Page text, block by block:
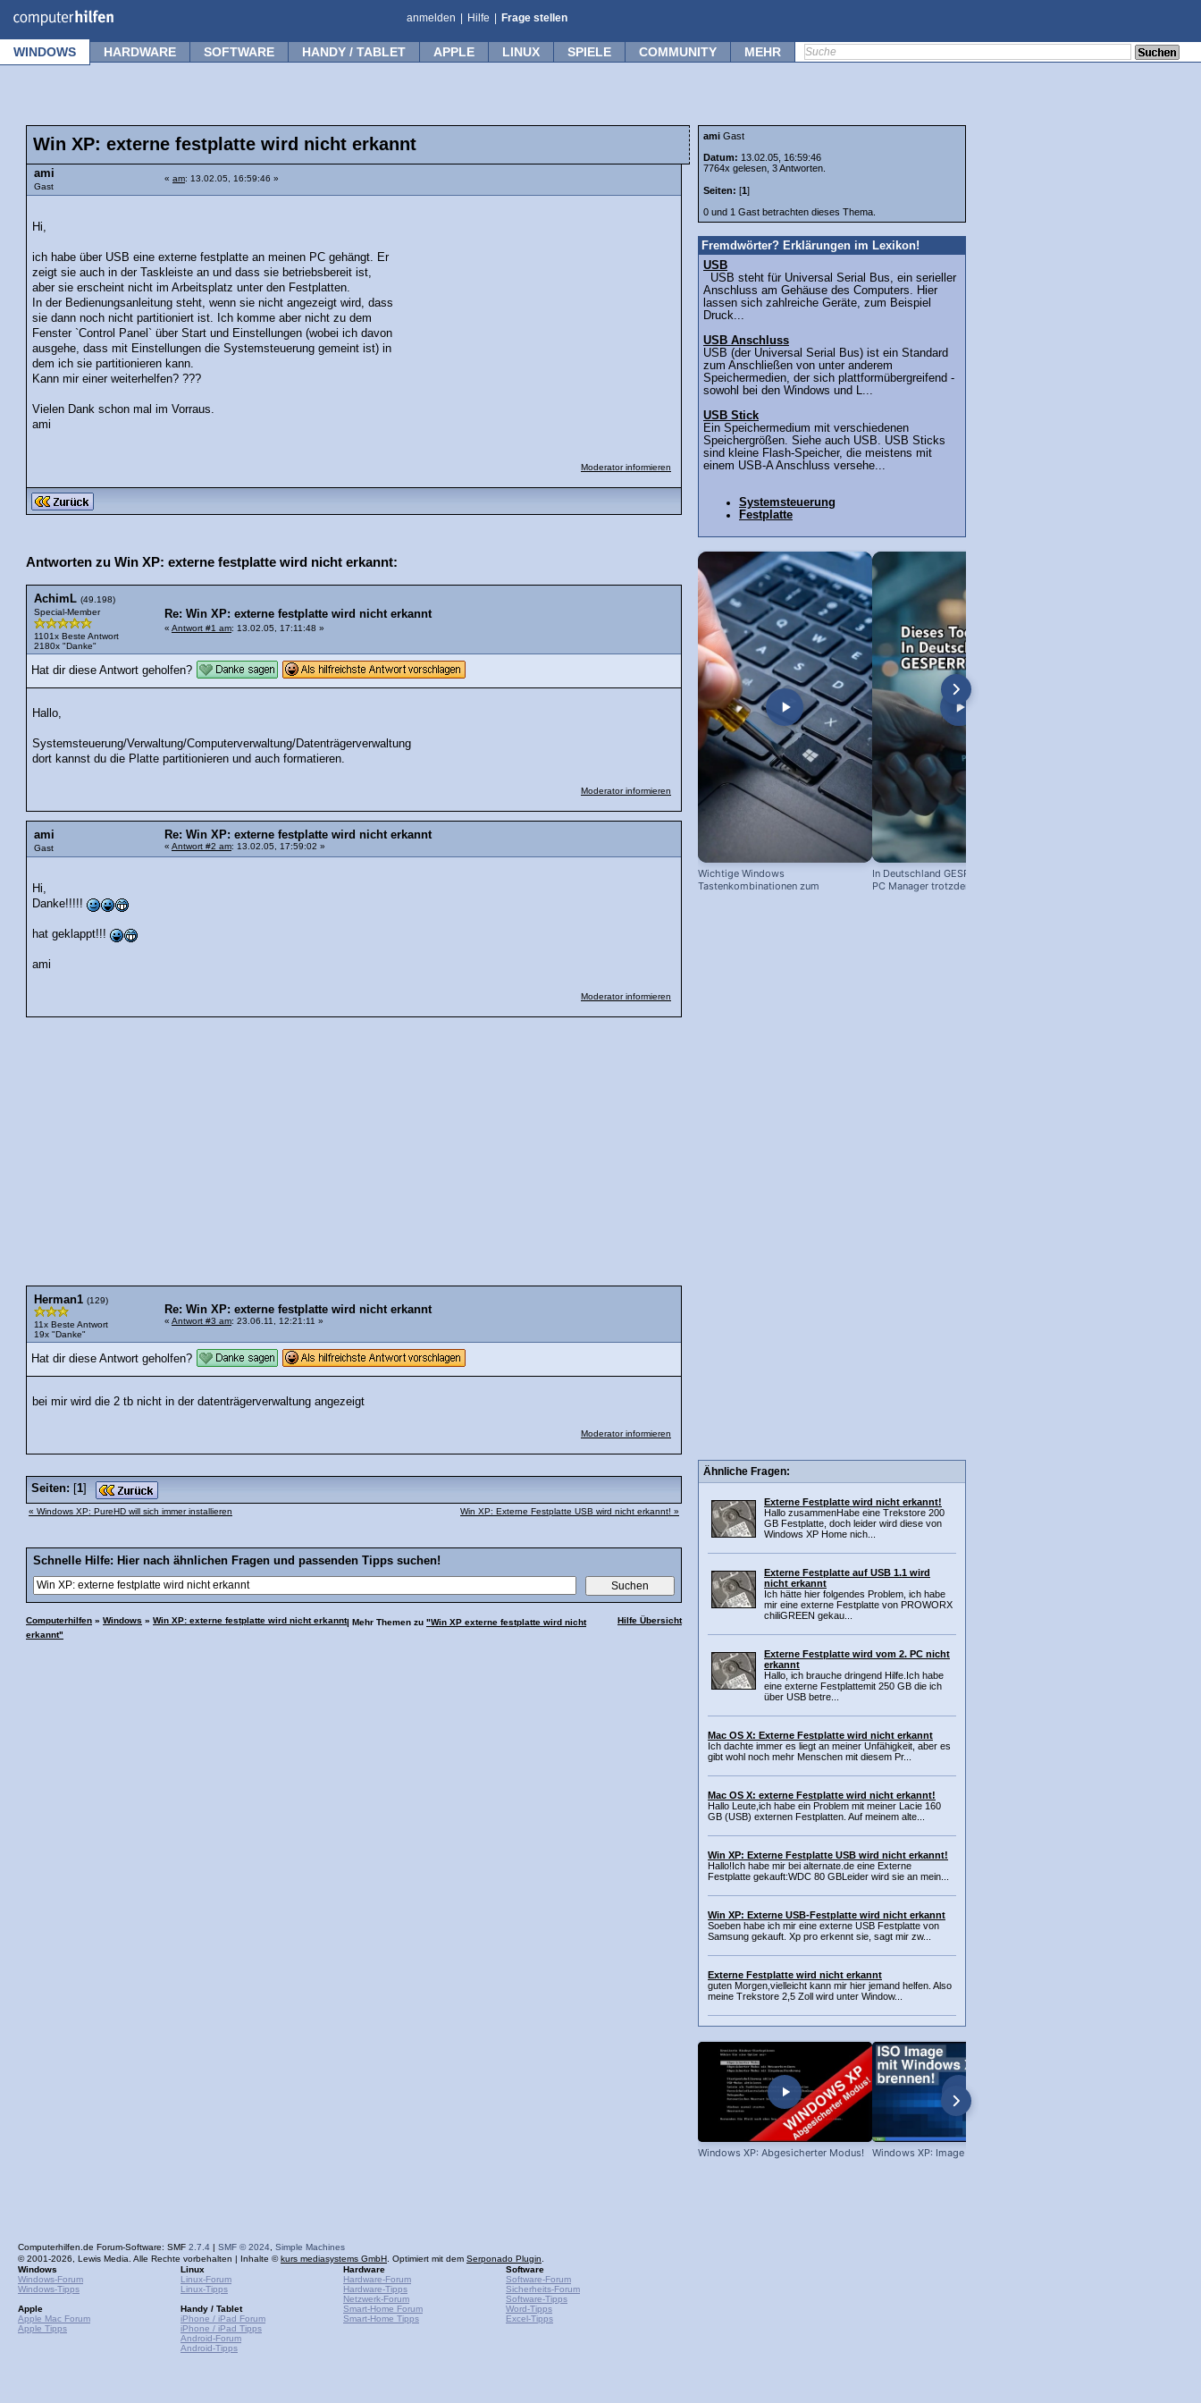
anmelden Hilfe Frage stellen
WINDOWS HARDWARE SOFTWARE HANDY / TABLET APPLE LINUX SPIELE COMMUNITY MEHR
Win XP: externe festplatte wird nicht erkannt
ami
Gast
« am: 13.02.05, 16:59:46 »
Hi,
ich habe über USB eine externe festplatte an meinen PC gehängt. Er
zeigt sie auch in der Taskleiste an und dass sie betriebsbereit ist,
aber sie erscheint nicht im Arbeitsplatz unter den Festplatten.
In der Bedienungsanleitung steht, wenn sie nicht angezeigt wird, dass
sie dann noch nicht partitioniert ist. Ich komme aber nicht zu dem
Fenster `Control Panel` über Start und Einstellungen (wobei ich davon
ausgehe, dass mit Einstellungen die Systemsteuerung gemeint ist) in
dem ich sie partitionieren kann.
Kann mir einer weiterhelfen? ???
Vielen Dank schon mal im Vorraus.
ami
Moderator informieren
Antworten zu Win XP: externe festplatte wird nicht erkannt:
AchimL (49.198)
Special-Member
1101x Beste Antwort
2180x "Danke"
Re: Win XP: externe festplatte wird nicht erkannt
« Antwort #1 am: 13.02.05, 17:11:48 »
Hat dir diese Antwort geholfen?
Hallo,
Systemsteuerung/Verwaltung/Computerverwaltung/Datenträgerverwaltung
dort kannst du die Platte partitionieren und auch formatieren.
Moderator informieren
ami
Gast
Re: Win XP: externe festplatte wird nicht erkannt
« Antwort #2 am: 13.02.05, 17:59:02 »
Hi,
Danke!!!!!
hat geklappt!!!
ami
Moderator informieren
Herman1 (129)
11x Beste Antwort
19x "Danke"
Re: Win XP: externe festplatte wird nicht erkannt
« Antwort #3 am: 23.06.11, 12:21:11 »
Hat dir diese Antwort geholfen?
bei mir wird die 2 tb nicht in der datenträgerverwaltung angezeigt
Moderator informieren
Seiten: [1]
« Windows XP: PureHD will sich immer installieren Win XP: Externe Festplatte USB wird nicht erkannt! »
Schnelle Hilfe: Hier nach ähnlichen Fragen und passenden Tipps suchen!
Computerhilfen » Windows » Win XP: externe festplatte wird nicht erkannt Hilfe Übersicht
| Mehr Themen zu "Win XP externe festplatte wird nicht
erkannt"
ami Gast
Datum: 13.02.05, 16:59:46
7764x gelesen, 3 Antworten.
Seiten: [1]
0 und 1 Gast betrachten dieses Thema.
Fremdwörter? Erklärungen im Lexikon!
USB
USB steht für Universal Serial Bus, ein serieller
Anschluss am Gehäuse des Computers. Hier
lassen sich zahlreiche Geräte, zum Beispiel
Druck...
USB Anschluss
USB (der Universal Serial Bus) ist ein Standard
zum Anschließen von unter anderem
Speichermedien, der sich plattformübergreifend -
sowohl bei den Windows und L...
USB Stick
Ein Speichermedium mit verschiedenen
Speichergrößen. Siehe auch USB. USB Sticks
sind kleine Flash-Speicher, die meistens mit
einem USB-A Anschluss versehe...
Systemsteuerung
Festplatte
Wichtige Windows
Tastenkombinationen zum
In Deutschland GESPERRT: Microsoft
PC Manager trotzdem installieren
Ähnliche Fragen:
Externe Festplatte wird nicht erkannt!
Hallo zusammenHabe eine Trekstore 200
GB Festplatte, doch leider wird diese von
Windows XP Home nich...
Externe Festplatte auf USB 1.1 wird
nicht erkannt
Ich hätte hier folgendes Problem, ich habe
mir eine externe Festplatte von PROWORX
chiliGREEN gekau...
Externe Festplatte wird vom 2. PC nicht
erkannt
Hallo, ich brauche dringend Hilfe.Ich habe
eine externe Festplattemit 250 GB die ich
über USB betre...
Mac OS X: Externe Festplatte wird nicht erkannt
Ich dachte immer es liegt an meiner Unfähigkeit, aber es
gibt wohl noch mehr Menschen mit diesem Pr...
Mac OS X: externe Festplatte wird nicht erkannt!
Hallo Leute,ich habe ein Problem mit meiner Lacie 160
GB (USB) externen Festplatten. Auf meinem alte...
Win XP: Externe Festplatte USB wird nicht erkannt!
Hallo!Ich habe mir bei alternate.de eine Externe
Festplatte gekauft:WDC 80 GBLeider wird sie an mein...
Win XP: Externe USB-Festplatte wird nicht erkannt
Soeben habe ich mir eine externe USB Festplatte von
Samsung gekauft. Xp pro erkennt sie, sagt mir zw...
Externe Festplatte wird nicht erkannt
guten Morgen,vielleicht kann mir hier jemand helfen. Also
meine Trekstore 2,5 Zoll wird unter Window...
Windows XP: Abgesicherter Modus! Windows XP: Image brennen!
Computerhilfen.de Forum-Software: SMF 2.7.4 | SMF © 2024 Simple Machines
© 2001-2026, Lewis Media. Alle Rechte vorbehalten | Inhalte ©kurs mediasystems GmbH . Optimiert mit dem Serponado Plugin
Windows
Windows-Forum
Windows-Tipps
Apple
Apple Mac Forum
Apple Tipps
Linux
Linux-Forum
Linux-Tipps
Handy / Tablet
iPhone / iPad Forum
iPhone / iPad Tipps
Android-Forum
Android-Tipps
Hardware
Hardware-Forum
Hardware-Tipps
Netzwerk-Forum
Smart-Home Forum
Smart-Home Tipps
Software
Software-Forum
Sicherheits-Forum
Software-Tipps
Word-Tipps
Excel-Tipps